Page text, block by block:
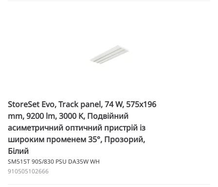
StoreSet Evo, Track panel, 74 W, 575x196
mm, 9200 lm, 3000 K, Подвійний
асиметричний оптичний пристрій із
широким променем 35°, Прозорий,
Білий
SM515T 90S/830 PSU DA35W WH
910505102666